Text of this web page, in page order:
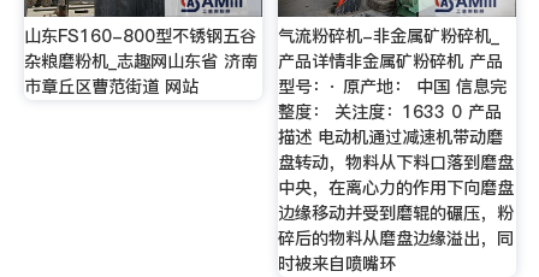
山东FS160-800型不锈钢五谷
杂粮磨粉机_志趣网山东省 济南
市章丘区曹范街道 网站
气流粉碎机-非金属矿粉碎机_
产品详情非金属矿粉碎机 产品
型号：· 原产地： 中国 信息完
整度： 关注度：1633 0 产品
描述 电动机通过减速机带动磨
盘转动，物料从下料口落到磨盘
中央，在离心力的作用下向磨盘
边缘移动并受到磨辊的碾压，粉
碎后的物料从磨盘边缘溢出，同
时被来自喷嘴环